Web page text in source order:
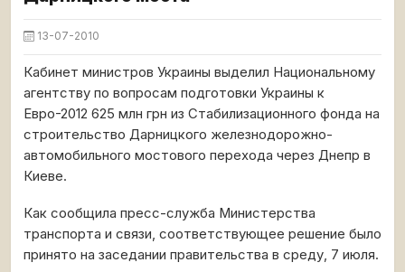
13-07-2010
Кабинет министров Украины выделил Национальному
агентству по вопросам подготовки Украины к
Евро-2012 625 млн грн из Стабилизационного фонда на
строительство Дарницкого железнодорожно-
автомобильного мостового перехода через Днепр в
Киеве.
Как сообщила пресс-служба Министерства
транспорта и связи, соответствующее решение было
принято на заседании правительства в среду, 7 июля.